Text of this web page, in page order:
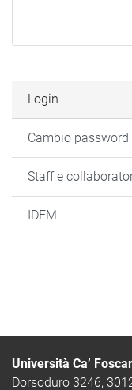
Login
Cambio password
Staff e
IDEM
Università Ca’
Dorsoduro 3246,